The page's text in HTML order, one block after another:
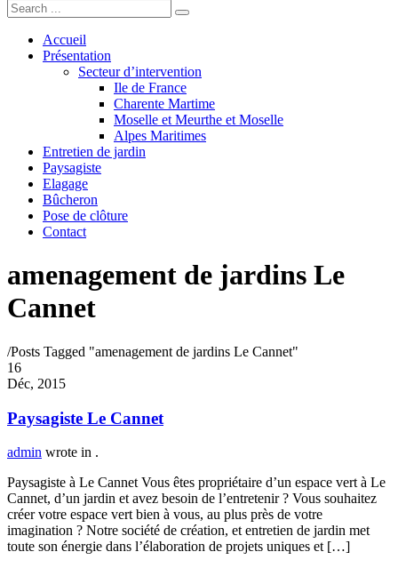
Accueil
Présentation
Secteur d’intervention
Ile de France
Charente Martime
Moselle et Meurthe et Moselle
Alpes Maritimes
Entretien de jardin
Paysagiste
Elagage
Bûcheron
Pose de clôture
Contact
amenagement de jardins Le
Cannet
/Posts Tagged "amenagement de jardins Le Cannet"
16
Déc, 2015
Paysagiste Le Cannet
admin wrote in .
Paysagiste à Le Cannet Vous êtes propriétaire d’un espace vert à Le
Cannet, d’un jardin et avez besoin de l’entretenir ? Vous souhaitez
créer votre espace vert bien à vous, au plus près de votre
imagination ? Notre société de création, et entretien de jardin met
toute son énergie dans l’élaboration de projets uniques et […]